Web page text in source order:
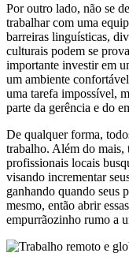
Por outro lado, não se
trabalhar com uma
barreiras linguísticas,
culturais podem se
importante investir em
um ambiente
uma tarefa impossível,
parte da gerência e do
De qualquer forma,
trabalho. Além do mais,
profissionais locais
visando incrementar
ganhando quando seus
mesmo, então abrir
empurrãozinho rumo a